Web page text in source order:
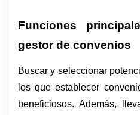
Funciones
gestor de convenios
Buscar y seleccionar
los que establecer
beneficiosos. Además,